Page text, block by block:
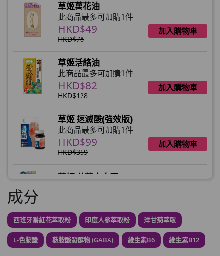
草姬萬花油
此商品最多可加購1件
HKD$49
HKD$78
加入購物車
草姬活絡油
此商品最多可加購1件
HKD$82
HKD$128
加入購物車
草姬 速滅酸(強效版)
此商品最多可加購1件
HKD$99
HKD$359
加入購物車
草姬 益菌之白潤
草姬 調經緊緻寶(27年2月到期)
此商品最多可加購1件
HKD$169 加入購物車
成分
西班牙番紅花萃取粉 印度人參萃取粉 洋甘菊萃取
L-色胺酸 麩胺酸發酵物 (GABA) 維生素B6 維生素B12